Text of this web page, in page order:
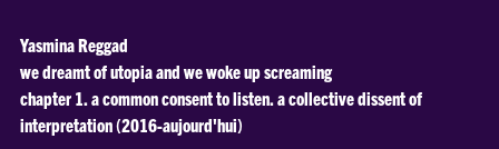
Yasmina Reggad
we dreamt of utopia and we woke up screaming
chapter 1. a common consent to listen. a collective dissent of
interpretation (2016-aujourd'hui)